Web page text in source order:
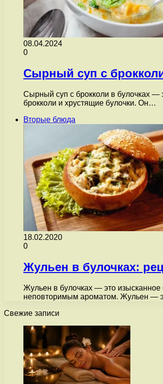
08.04.2024
0
Сырный суп с
Сырный суп с брокколи в булочках —
брокколи и хрустящие булочки. Он…
Вторые блюда
18.02.2020
0
Жульен в булочках:
Жульен в булочках — это изысканное
неповторимым ароматом. Жульен —
Свежие записи